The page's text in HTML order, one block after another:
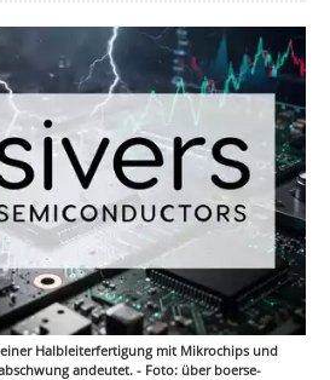
Halbleiterfertigung mit Mikrochips und
andeutet. - Foto: über boerse-